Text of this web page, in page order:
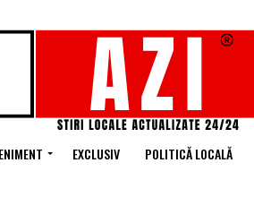
EXCLUSIV POLITICĂ LOCALĂ